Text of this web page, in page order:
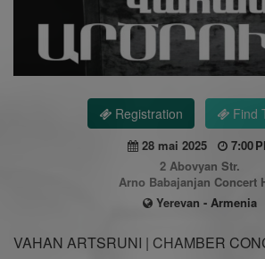
Registration Find
28 mai 2025
7:00
2 Abovyan Str.
Arno Babajanjan Concert
Yerevan - Armenia
VAHAN ARTSRUNI | CHAMBER